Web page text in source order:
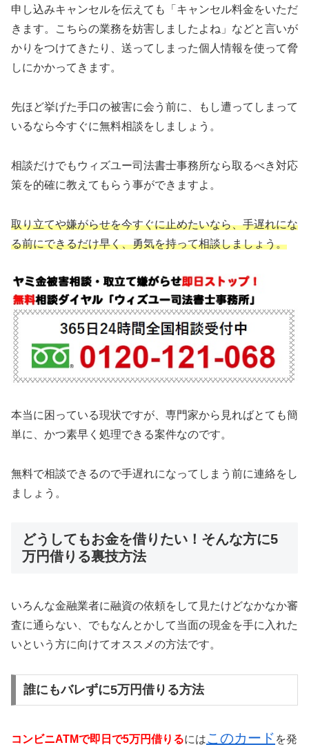
申し込みキャンセルを伝えても「キャンセル料金をいただ
きます。こちらの業務を妨害しましたよね」などと言いが
かりをつけてきたり、送ってしまった個人情報を使って脅
しにかかってきます。
先ほど挙げた手口の被害に会う前に、もし遭ってしまって
いるなら今すぐに無料相談をしましょう。
相談だけでもウィズユー司法書士事務所なら取るべき対応
策を的確に教えてもらう事ができますよ。
取り立てや嫌がらせを今すぐに止めたいなら、手遅れにな
る前にできるだけ早く、勇気を持って相談しましょう。
本当に困っている現状ですが、専門家から見ればとても簡
単に、かつ素早く処理できる案件なのです。
無料で相談できるので手遅れになってしまう前に連絡をし
ましょう。
どうしてもお金を借りたい！そんな方に5
万円借りる裏技方法
いろんな金融業者に融資の依頼をして見たけどなかなか審
査に通らない、でもなんとかして当面の現金を手に入れた
いという方に向けてオススメの方法です。
誰にもバレずに5万円借りる方法
コンビニATMで即日で5万円借りるにはこのカード を発